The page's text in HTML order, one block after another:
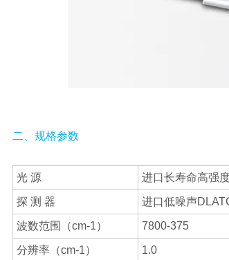
二、规格参数
光 源 进口长寿命高强
探 测 器 进口低噪声
波数范围（cm-1） 7800-375
分辨率（cm-1） 1.0